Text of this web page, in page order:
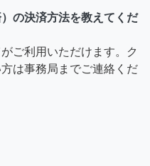
の決済方法を教えてくだ
ご利用いただけます。ク
は事務局までご連絡くだ